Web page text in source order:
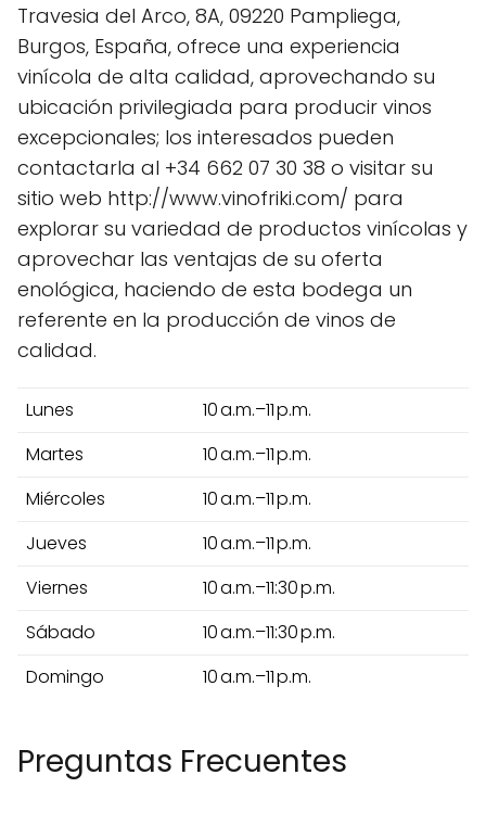
Travesia del Arco, 8A, 09220 Pampliega,
Burgos, España, ofrece una experiencia
vinícola de alta calidad, aprovechando su
ubicación privilegiada para producir vinos
excepcionales; los interesados pueden
contactarla al +34 662 07 30 38 o visitar su
sitio web http://www.vinofriki.com/ para
explorar su variedad de productos vinícolas y
aprovechar las ventajas de su oferta
enológica, haciendo de esta bodega un
referente en la producción de vinos de
calidad.
Lunes
10 a.m.–11 p.m.
Martes
10 a.m.–11 p.m.
Miércoles
10 a.m.–11 p.m.
Jueves
10 a.m.–11 p.m.
Viernes
10 a.m.–11:30 p.m.
Sábado
10 a.m.–11:30 p.m.
Domingo
10 a.m.–11 p.m.
Preguntas Frecuentes